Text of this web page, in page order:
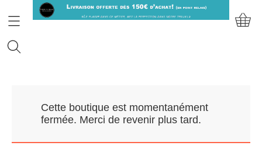
Prendre RDV
Nos Marques
Cette boutique est momentanément
fermée. Merci de revenir plus tard.